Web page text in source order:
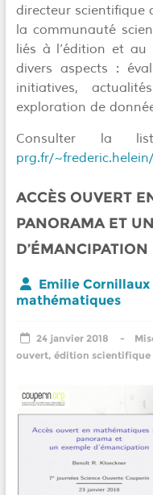
directeur scientifique
la communauté
liés à l’édition et au
divers aspects :
initiatives,
exploration de
Consulter la
prg.fr/
ACCÈS OUVERT
PANORAMA ET
D’ÉMANCIPATION
Emilie Cornillaux
mathématiques
24 janvier 2018
ouvert, édition scientifique